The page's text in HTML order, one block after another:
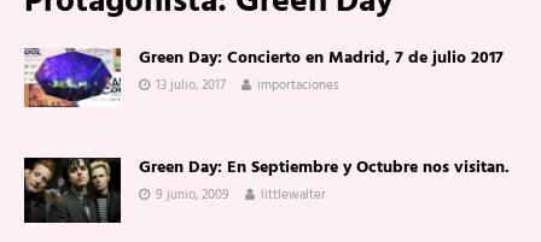
Green Day: Concierto en Madrid, 7 de julio 2017
13 julio, 2017 importaciones
Green Day: En Septiembre y Octubre nos visitan.
9 junio, 2009 littlewalter